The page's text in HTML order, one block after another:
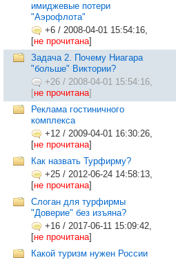
имиджевые потери
"Аэрофлота"
+6 / 2008-04-01 15:54:16,
[не прочитана]
Задача 2. Почему Ниагара
"больше" Виктории?
+26 / 2008-04-01 15:54:16,
[не прочитана]
Реклама гостиничного
комплекса
+12 / 2009-04-01 16:30:26,
[не прочитана]
Как назвать Турфирму?
+25 / 2012-06-24 14:58:13,
[не прочитана]
Слоган для турфирмы
"Доверие" без изъяна?
+16 / 2017-06-11 15:09:42,
[не прочитана]
Какой туризм нужен России